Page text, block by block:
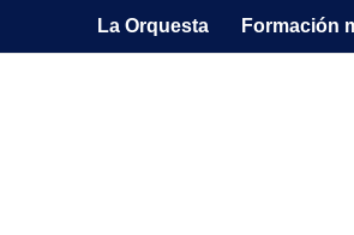
La Orquesta Formación